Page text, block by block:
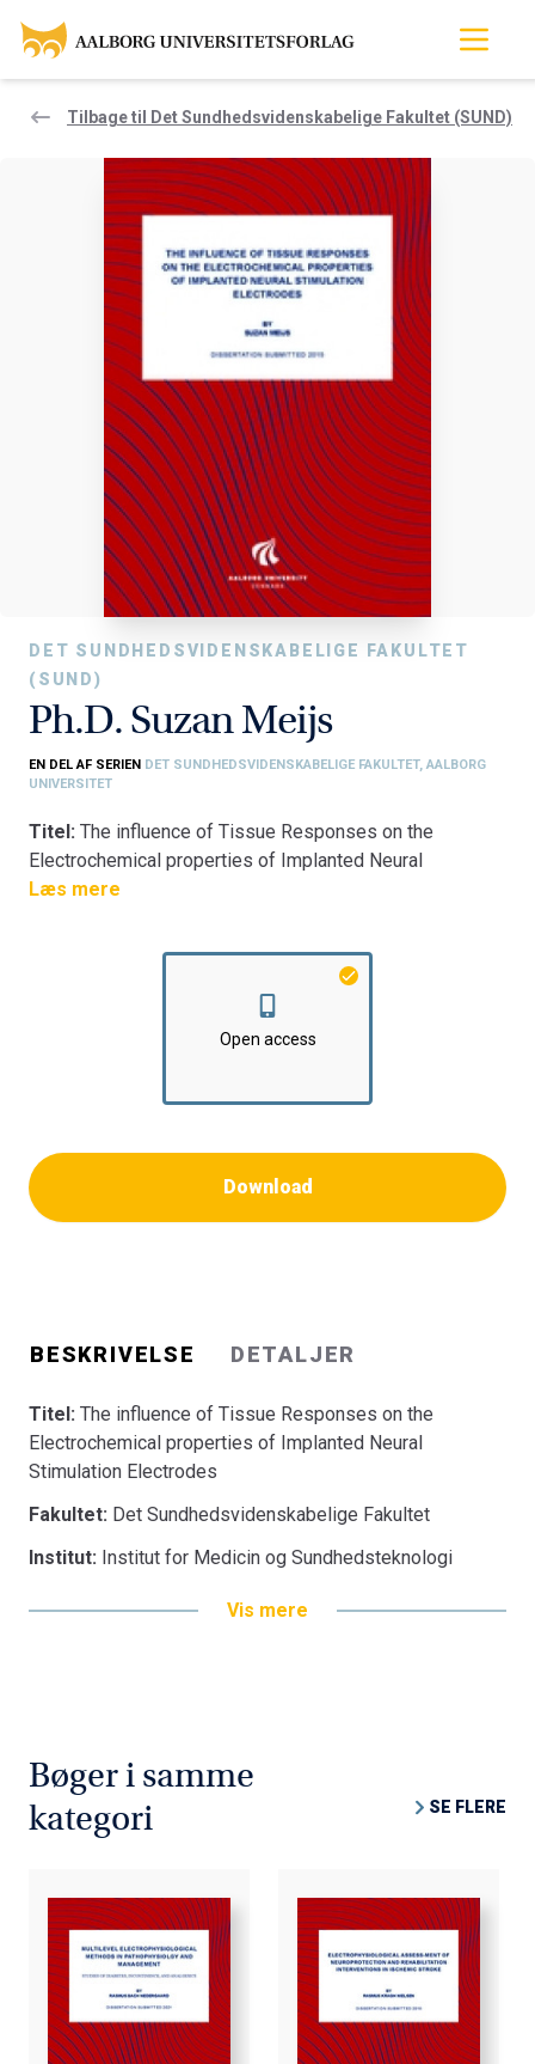
Tilbage til Det Sundhedsvidenskabelige Fakultet (SUND)
DET SUNDHEDSVIDENSKABELIGE FAKULTET
(SUND)
Ph.D. Suzan Meijs
EN DEL AF SERIEN DET SUNDHEDSVIDENSKABELIGE FAKULTET, AALBORG
UNIVERSITET
Titel: The influence of Tissue Responses on the
Electrochemical properties of Implanted Neural
Stimulation Electrodes
Institut for Medicin og Sundhedsteknologi
Læs mere
Open access
Download
BESKRIVELSE DETALJER
Titel: The influence of Tissue Responses on the
Electrochemical properties of Implanted Neural
Stimulation Electrodes
Fakultet: Det Sundhedsvidenskabelige Fakultet
Institut: Institut for Medicin og Sundhedsteknologi
Vis mere
Bøger i samme
kategori
SE FLERE